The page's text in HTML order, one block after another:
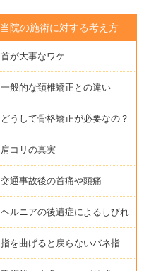
当院の施術に対する考え方
首が大事なワケ
一般的な頚椎矯正との違い
どうして骨格矯正が必要なの？
肩コリの真実
交通事故後の首痛や頭痛
ヘルニアの後遺症によるしびれ
指を曲げると戻らないバネ指